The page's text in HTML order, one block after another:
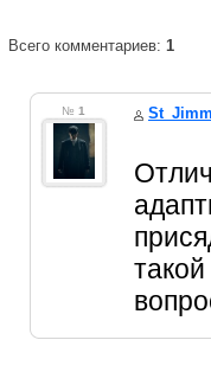
Всего комментариев: 1
№1